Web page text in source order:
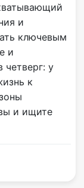
и
ключевым
и
четверг: у
к
и ищите